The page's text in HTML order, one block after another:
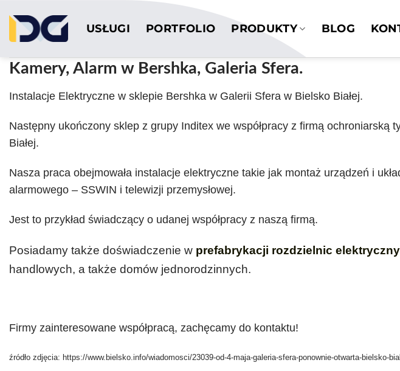
zawartości
USŁUGI PORTFOLIO PRODUKTY BLOG
Kamery, Alarm w Bershka, Galeria Sfera.
Instalacje Elektryczne w sklepie Bershka w Galerii Sfera w Bielsko Białej.
Następny ukończony sklep z grupy Inditex we współpracy z firmą ochroniarską
Białej.
Nasza praca obejmowała instalacje elektryczne takie jak montaż urządzeń i
alarmowego – SSWIN i telewizji przemysłowej.
Jest to przykład świadczący o udanej współpracy z naszą firmą.
Posiadamy także doświadczenie w prefabrykacji rozdzielnic
handlowych, a także domów jednorodzinnych.
Firmy zainteresowane współpracą, zachęcamy do kontaktu!
źródło zdjęcia: https://www.bielsko.info/wiadomosci/23039-od-4-maja-galeria-sfera-ponownie-otwarta-bielsko-